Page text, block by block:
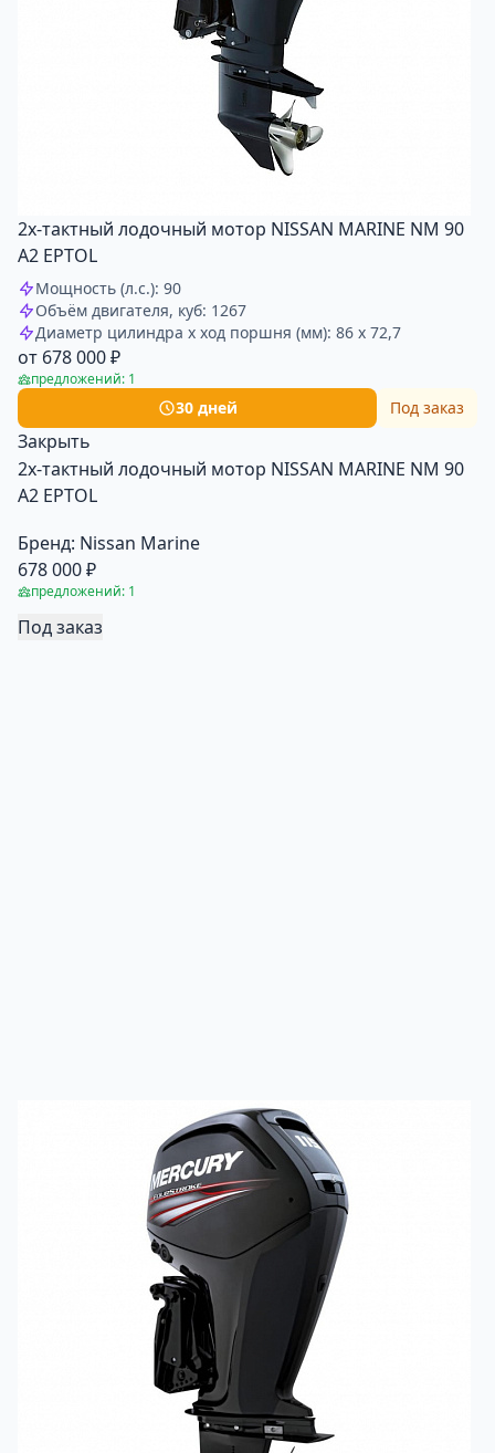
2х-тактный лодочный мотор NISSAN MARINE NM 90
A2 EPTOL
Мощность (л.с.): 90
Объём двигателя, куб: 1267
Диаметр цилиндра x ход поршня (мм): 86 x 72,7
от 678 000 ₽
предложений: 1
30 дней Под заказ
Закрыть
2х-тактный лодочный мотор NISSAN MARINE NM 90
A2 EPTOL
Бренд: Nissan Marine
678 000 ₽
предложений: 1
Под заказ